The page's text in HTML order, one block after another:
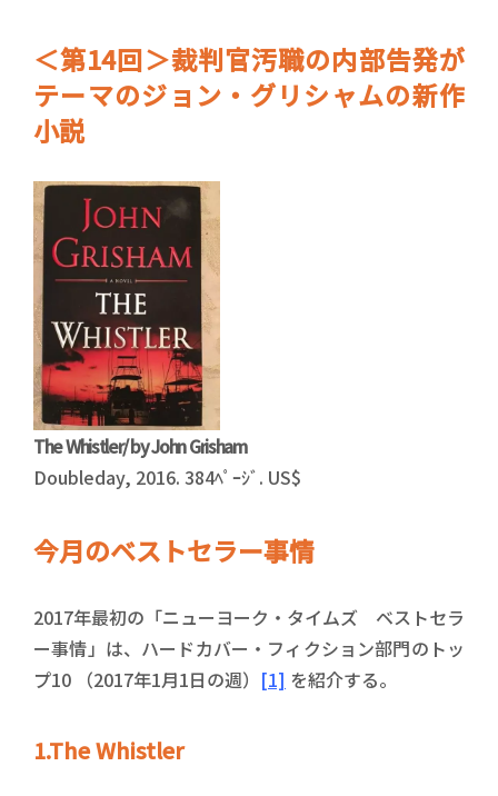
＜第14回＞裁判官汚職の内部告発が
テーマのジョン・グリシャムの新作
小説
The Whistler/ by John Grisham
Doubleday, 2016. 384ﾍﾟｰｼﾞ. US$
今月のベストセラー事情
2017年最初の「ニューヨーク・タイムズ ベストセラ
ー事情」は、ハードカバー・フィクション部門のトッ
プ10 （2017年1月1日の週） [1] を紹介する。
1.The Whistler